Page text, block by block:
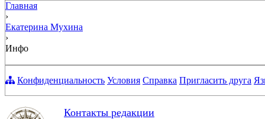
Главная
›
Екатерина Мухина
›
Инфо
Конфиденциальность Условия Справка Пригласить друга
Контакты редакции